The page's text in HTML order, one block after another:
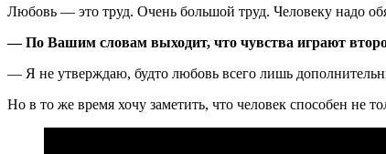
Любовь — это труд. Очень большой труд. Человеку надо
— По Вашим словам выходит, что чувства играют
— Я не утверждаю, будто любовь всего лишь
Но в то же время хочу заметить, что человек способен не